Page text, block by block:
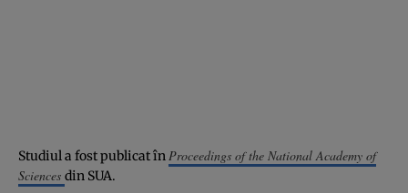
Studiul a fost publicat în Proceedings of the National Academy of
Sciences din SUA.